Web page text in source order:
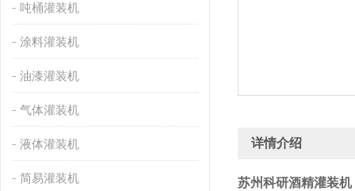
吨桶灌装机
涂料灌装机
油漆灌装机
气体灌装机
液体灌装机
简易灌装机
详情介绍
苏州科研酒精灌装机